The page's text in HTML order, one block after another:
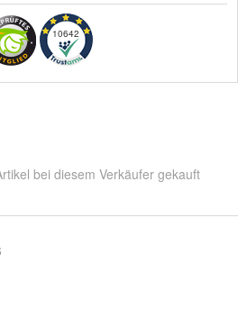
10642
bei diesem Verkäufer gekauft